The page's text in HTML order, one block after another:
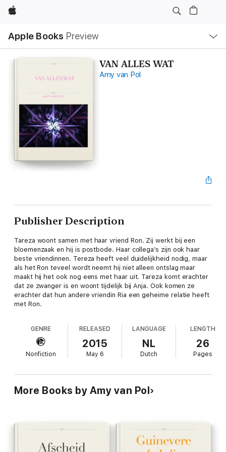
Apple
Apple Books Preview
Nav
Open
Menu
VAN ALLES WAT
Amy van Pol
Publisher Description
Tareza woont samen met haar vriend Ron. Zij werkt bij een
bloemenzaak en hij is postbode. Haar collega’s zijn ook haar
beste vriendinnen. Tereza heeft veel duidelijkheid nodig, maar
als het Ron teveel wordt neemt hij niet alleen ontslag maar
maakt hij het ook nog eens met haar uit. Tareza komt erachter
dat ze zwanger is en woont tijdelijk bij Anja. Ook komen ze
erachter dat hun andere vriendin Ria een geheime relatie heeft
met Ron.
GENRE
Nonfiction
RELEASED
2015
May 6
LANGUAGE
NL
Dutch
LENGTH
26
Pages
More Books by Amy van Pol